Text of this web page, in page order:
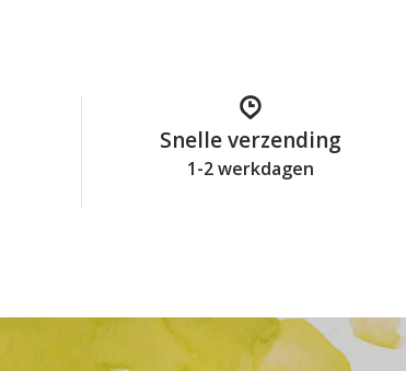
Snelle verzending
1-2 werkdagen